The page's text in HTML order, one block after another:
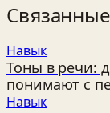
Навык
Тоны в речи:
понимают с
Навык